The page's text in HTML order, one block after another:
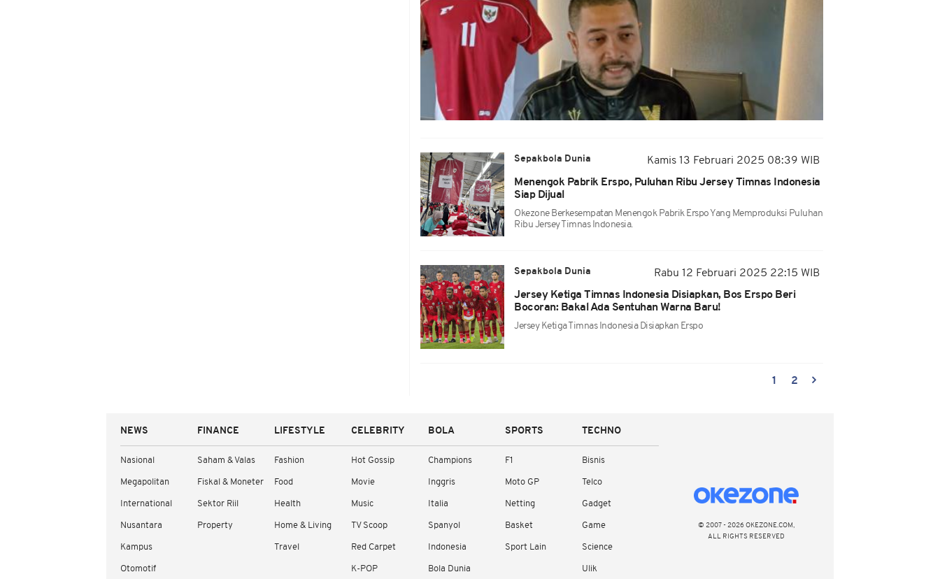
Sepakbola Dunia
Kamis 13 Februari 2025 08:39 WIB
Menengok Pabrik Erspo, Puluhan Ribu Jersey Timnas Indonesia
Siap Dijual
Okezone Berkesempatan Menengok Pabrik Erspo Yang Memproduksi Puluhan
Ribu Jersey Timnas Indonesia.
Sepakbola Dunia
Rabu 12 Februari 2025 22:15 WIB
Jersey Ketiga Timnas Indonesia Disiapkan, Bos Erspo Beri
Bocoran: Bakal Ada Sentuhan Warna Baru!
Jersey Ketiga Timnas Indonesia Disiapkan Erspo
1 2
NEWS
Nasional
Megapolitan
International
Nusantara
Kampus
Otomotif
FINANCE
Saham & Valas
Fiskal & Moneter
Sektor Riil
Property
LIFESTYLE
Fashion
Food
Health
Home & Living
Travel
CELEBRITY
Hot Gossip
Movie
Music
TV Scoop
Red Carpet
K-POP
BOLA
Champions
Inggris
Italia
Spanyol
Indonesia
Bola Dunia
SPORTS
F1
Moto GP
Netting
Basket
Sport Lain
TECHNO
Bisnis
Telco
Gadget
Game
Science
Ulik
© 2007 - 2026 OKEZONE.COM,
ALL RIGHTS RESERVED